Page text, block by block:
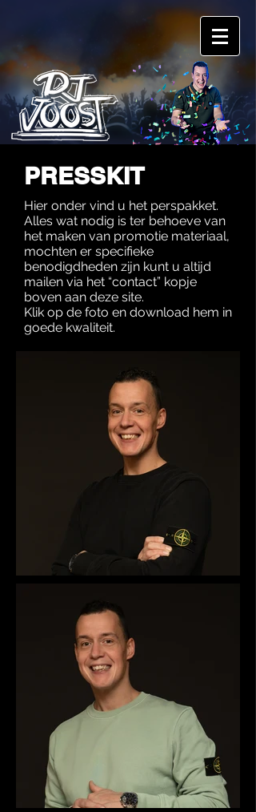
PRESSKIT
Hier onder vind u het perspakket.
Alles wat nodig is ter behoeve van
het maken van promotie materiaal,
mochten er specifieke
benodigdheden zijn kunt u altijd
mailen via het “contact” kopje
boven aan deze site.
Klik op de foto en download hem in
goede kwaliteit.